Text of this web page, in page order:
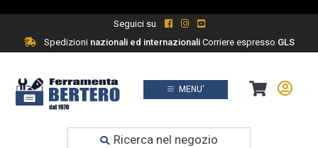
Seguici su
Spedizioninazionali ed internazionaliCorriere espresso GLS
MENU'
Ricerca nel negozio
Prodotti